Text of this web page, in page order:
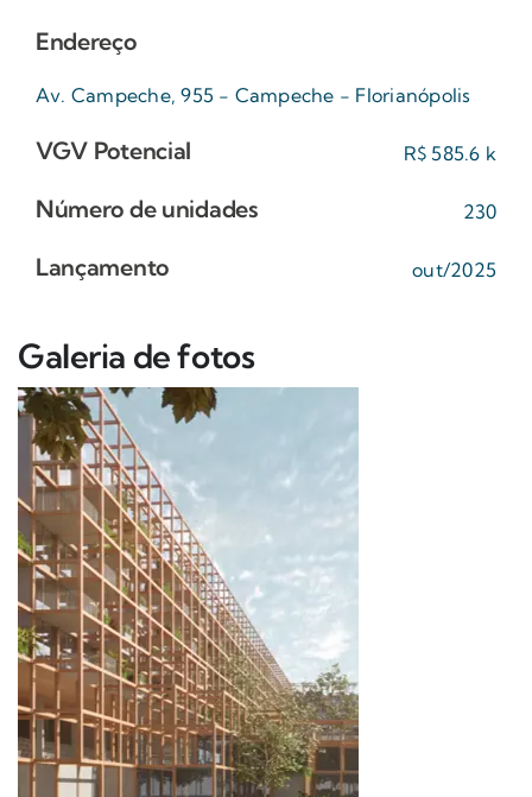
Políticas
Contato
Endereço
Av. Campeche, 955 - Campeche - Florianópolis
VGV Potencial R$ 585.6 k
Número de unidades 230
Lançamento out/2025
Galeria de fotos